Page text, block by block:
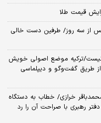
پس از سه روز/ طرفین دست خالی
نیست/ترکیه موضع اصولی خویش
طریق گفت‌وگو و دیپلماسی
خرازی/ خطاب به دستگاه
رهبری با صراحت آن را رد